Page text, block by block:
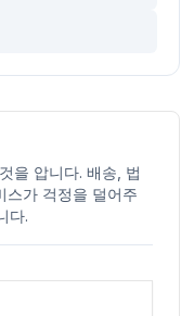
을 압니다. 배송, 법
스가 걱정을 덜어주
다.